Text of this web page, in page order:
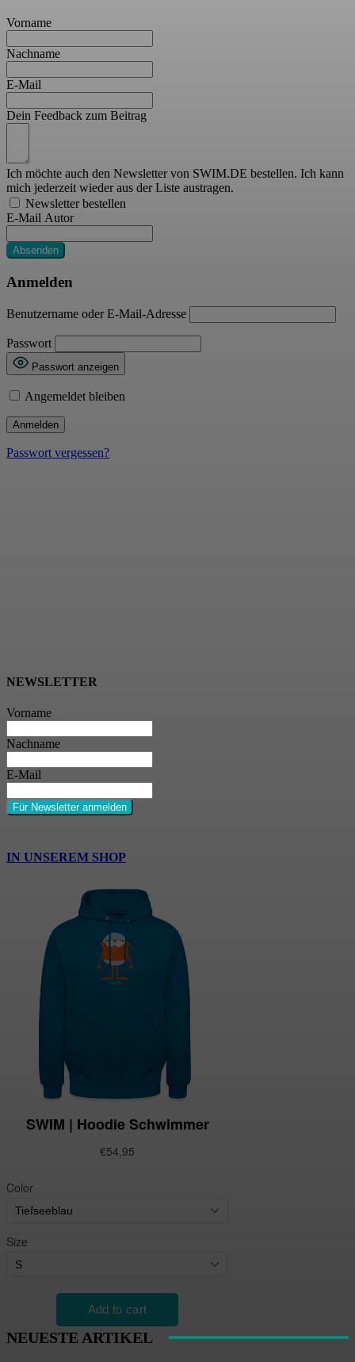
Vorname
Nachname
E-Mail
Dein Feedback zum Beitrag
Ich möchte auch den Newsletter von SWIM.DE bestellen. Ich kann
mich jederzeit wieder aus der Liste austragen.
Newsletter bestellen
E-Mail Autor
Absenden
Anmelden
Benutzername oder E-Mail-Adresse
Passwort
Passwort anzeigen
Angemeldet bleiben
Passwort vergessen?
NEWSLETTER
Vorname
Nachname
E-Mail
Für Newsletter anmelden
IN UNSEREM SHOP
NEUESTE ARTIKEL